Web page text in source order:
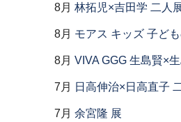
8月 林拓児×吉田学 二人
8月 モアス キッズ 子ど
8月 VIVA GGG 生島賢×
7月 日高伸治×日高直子
7月 余宮隆 展